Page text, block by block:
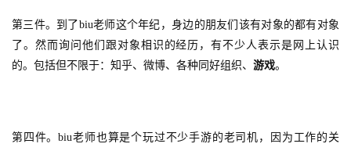
第三件。到了biu老师这个年纪，身边的朋友们该有对象的都有对象
了。然而询问他们跟对象相识的经历，有不少人表示是网上认识
的。包括但不限于：知乎、微博、各种同好组织、 游戏。
第四件。biu老师也算是个玩过不少手游的老司机，因为工作的关